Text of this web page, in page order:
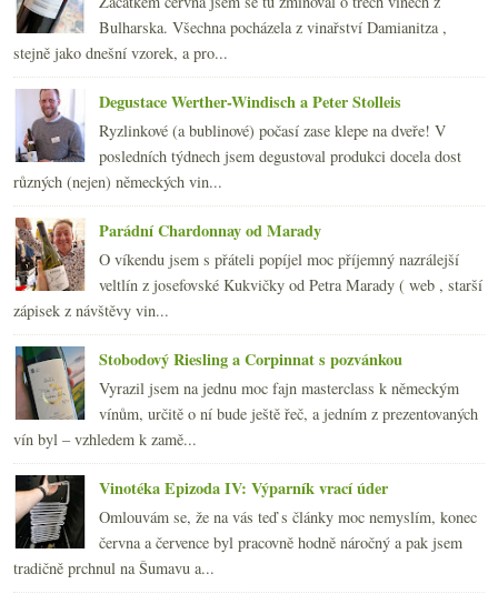
►června(22)
►května(21)
►dubna(21)
►března
►února (20)
►ledna (20)
► 2009 (249)
2008
►2007(108)
Bulharska. Všechna pocházela z vinařství Damianitza ,
stejně jako dnešní vzorek, a pro...
Degustace Werther-Windisch a Peter Stolleis
Ryzlinkové (a bublinové) počasí zase klepe na dveře! V
posledních týdnech jsem degustoval produkci docela dost
různých (nejen) německých vin...
Parádní Chardonnay od Marady
O víkendu jsem s přáteli popíjel moc příjemný nazrálejší
veltlín z josefovské Kukvičky od Petra Marady ( web , starší
zápisek z návštěvy vin...
Stobodový Riesling a Corpinnat s pozvánkou
Vyrazil jsem na jednu moc fajn masterclass k německým
vínům, určitě o ní bude ještě řeč, a jedním z prezentovaných
vín byl – vzhledem k zamě...
Vinotéka Epizoda IV: Výparník vrací úder
Omlouvám se, že na vás teď s články moc nemyslím, konec
června a července byl pracovně hodně náročný a pak jsem
tradičně prchnul na Šumavu a...